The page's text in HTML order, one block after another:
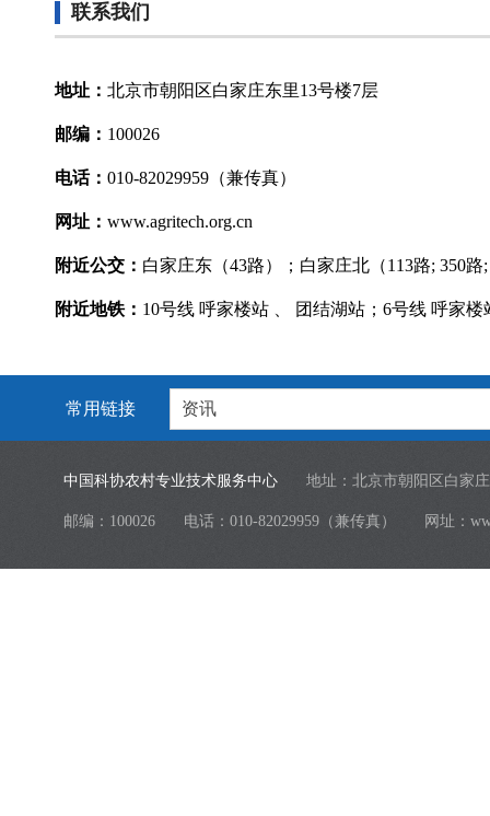
联系我们
地址： 北京市朝阳区白家庄东里13号楼7层
邮编： 100026
电话： 010-82029959（兼传真）
网址： www.agritech.org.cn
附近公交： 白家庄东（43路）；白家庄北（113路; 350路
附近地铁： 10号线 呼家楼站 、 团结湖站；6号线 呼家楼
常用链接 资讯
中国科协农村专业技术服务中心 地址：北京市朝阳区白家
邮编：100026 电话：010-82029959（兼传真） 网址：